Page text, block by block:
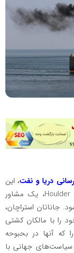
دریا و نفت، این
معضل و چالش در یک نظرسنجی کیفی از Houlder، یک مشاور
جاناتان استراچان،
را با مالکان کشتی
که آنها در بحبوحه
جهانی با